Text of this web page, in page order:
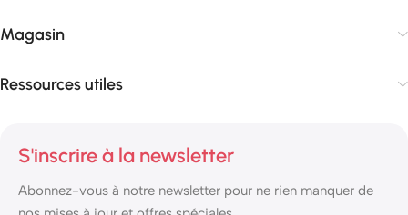
Magasin
Ressources utiles
S'inscrire à la newsletter
Abonnez-vous à notre newsletter pour ne rien manquer de